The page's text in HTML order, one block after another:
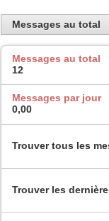
Messages au total
Messages au total
12
Messages par jour
0,00
Trouver tous les
Trouver les